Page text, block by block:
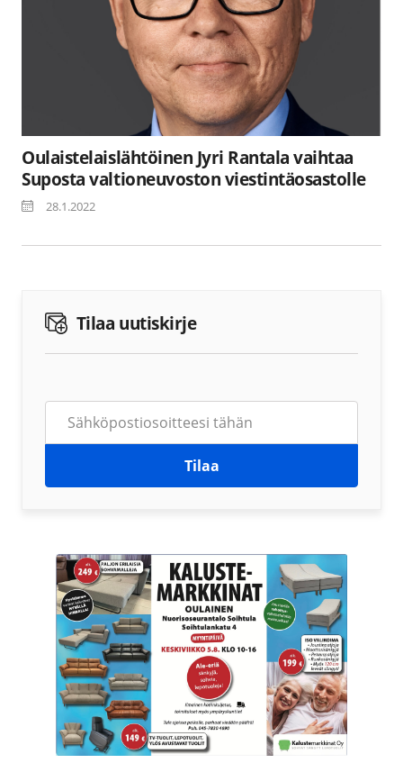
Oulaistelaislähtöinen Jyri Rantala vaihtaa
Suposta valtioneuvoston viestintäosastolle
28.1.2022
Tilaa uutiskirje
Tilaa